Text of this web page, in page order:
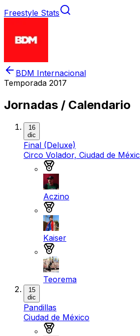
Freestyle Stats
BDM Internacional
Temporada 2017
Jornadas / Calendario
16
dic
Final (Deluxe)
Circo Volador, Ciudad de
Aczino
Kaiser
Teorema
15
dic
Pandillas
Ciudad de México